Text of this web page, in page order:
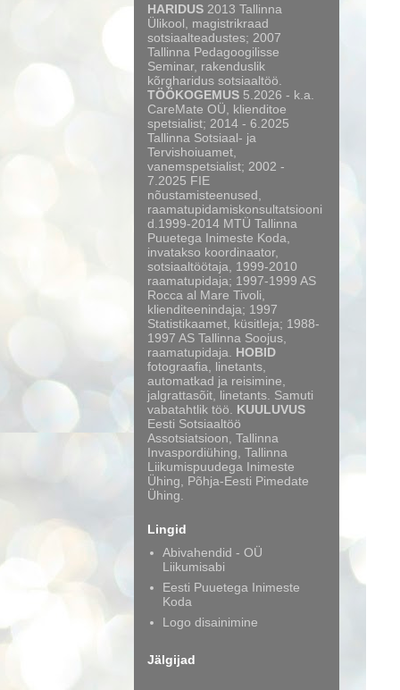
HARIDUS 2013 Tallinna
Ülikool, magistrikraad
sotsiaalteadustes; 2007
Tallinna Pedagoogilisse
Seminar, rakenduslik
kõrgharidus sotsiaaltöö.
TÖÖKOGEMUS 5.2026 - k.a.
CareMate OÜ, klienditoe
spetsialist; 2014 - 6.2025
Tallinna Sotsiaal- ja
Tervishoiuamet,
vanemspetsialist; 2002 -
7.2025 FIE
nõustamisteenused,
raamatupidamiskonsultatsiooni
d.1999-2014 MTÜ Tallinna
Puuetega Inimeste Koda,
invatakso koordinaator,
sotsiaaltöötaja, 1999-2010
raamatupidaja; 1997-1999 AS
Rocca al Mare Tivoli,
klienditeenindaja; 1997
Statistikaamet, küsitleja; 1988-
1997 AS Tallinna Soojus,
raamatupidaja. HOBID
fotograafia, linetants,
automatkad ja reisimine,
jalgrattasõit, linetants. Samuti
vabatahtlik töö. KUULUVUS
Eesti Sotsiaaltöö
Assotsiatsioon, Tallinna
Invaspordiühing, Tallinna
Liikumispuudega Inimeste
Ühing, Põhja-Eesti Pimedate
Ühing.
Lingid
Abivahendid - OÜ
Liikumisabi
Eesti Puuetega Inimeste
Koda
Logo disainimine
Jälgijad